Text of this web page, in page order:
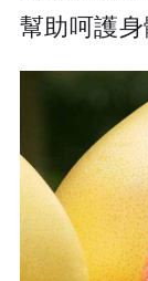
幫助呵護身